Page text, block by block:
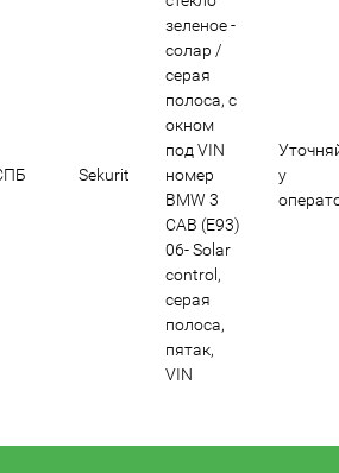
Sekurit
зеленое -
солар /
cерая
полоса, с
окном
под VIN
номер
BMW 3
CAB (E93)
06- Solar
control,
серая
полоса,
пятак,
VIN
у